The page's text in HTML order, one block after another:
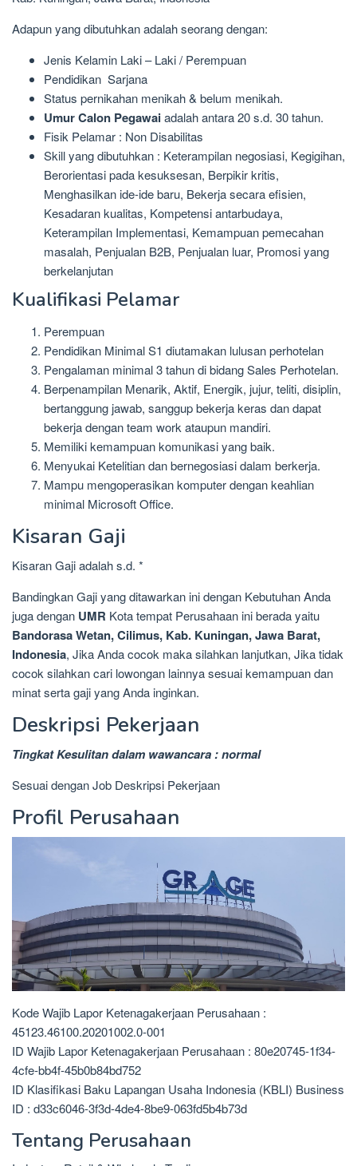
Adapun yang dibutuhkan adalah seorang dengan:
Jenis Kelamin Laki – Laki / Perempuan
Pendidikan Sarjana
Status pernikahan menikah & belum menikah.
Umur Calon Pegawaiadalah antara 20 s.d. 30 tahun.
Fisik Pelamar : Non Disabilitas
Skill yang dibutuhkan : Keterampilan negosiasi, Kegigihan,
Berorientasi pada kesuksesan, Berpikir kritis,
Menghasilkan ide-ide baru, Bekerja secara efisien,
Kesadaran kualitas, Kompetensi antarbudaya,
Keterampilan Implementasi, Kemampuan pemecahan
masalah, Penjualan B2B, Penjualan luar, Promosi yang
berkelanjutan
Kualifikasi Pelamar
Perempuan
Pendidikan Minimal S1 diutamakan lulusan perhotelan
Pengalaman minimal 3 tahun di bidang Sales Perhotelan.
Berpenampilan Menarik, Aktif, Energik, jujur, teliti, disiplin,
bertanggung jawab, sanggup bekerja keras dan dapat
bekerja dengan team work ataupun mandiri.
Memiliki kemampuan komunikasi yang baik.
Menyukai Ketelitian dan bernegosiasi dalam berkerja.
Mampu mengoperasikan komputer dengan keahlian
minimal Microsoft Office.
Kisaran Gaji
Kisaran Gaji adalah s.d. *
Bandingkan Gaji yang ditawarkan ini dengan Kebutuhan Anda
juga dengan UMR Kota tempat Perusahaan ini berada yaitu
Bandorasa Wetan, Cilimus, Kab. Kuningan, Jawa Barat,
Indonesia, Jika Anda cocok maka silahkan lanjutkan, Jika tidak
cocok silahkan cari lowongan lainnya sesuai kemampuan dan
minat serta gaji yang Anda inginkan.
Deskripsi Pekerjaan
Tingkat Kesulitan dalam wawancara : normal
Sesuai dengan Job Deskripsi Pekerjaan
Profil Perusahaan
Kode Wajib Lapor Ketenagakerjaan Perusahaan :
45123.46100.20201002.0-001
ID Wajib Lapor Ketenagakerjaan Perusahaan : 80e20745-1f34-
4cfe-bb4f-45b0b84bd752
ID Klasifikasi Baku Lapangan Usaha Indonesia (KBLI) Business
ID : d33c6046-3f3d-4de4-8be9-063fd5b4b73d
Tentang Perusahaan